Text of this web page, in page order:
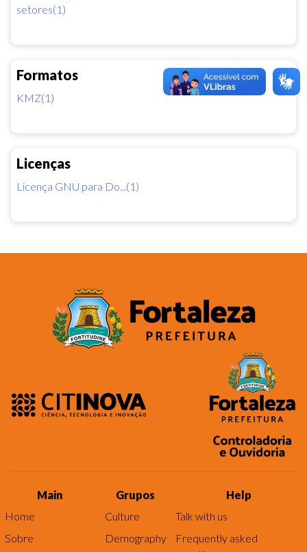
setores(1)
Formatos
KMZ(1)
Licenças
Licença GNU para Do...(1)
Main
Home
Sobre
Grupos
Culture
Demography
Help
Talk with us
Frequently asked